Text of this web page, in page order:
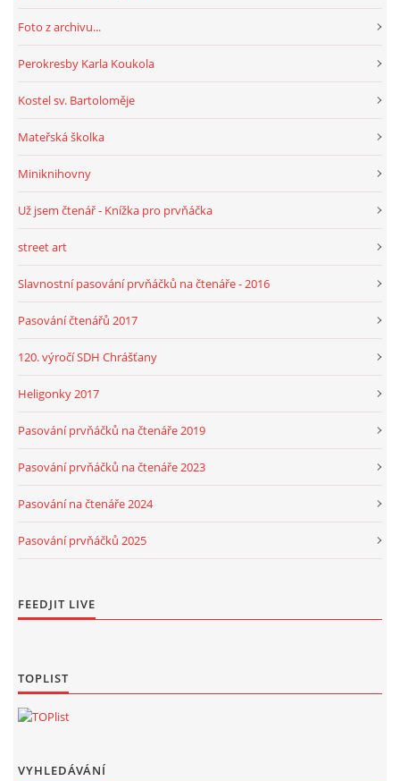
HRY, KVÍZY, VZDĚLÁVÁNÍ ON-LINE
© 2026 eStránky.cz Aktualizováno: 1. 8. 2026
Foto z archivu...
Perokresby Karla Koukola
Kostel sv. Bartoloměje
Mateřská školka
Miniknihovny
Už jsem čtenář - Knížka pro prvňáčka
street art
Slavnostní pasování prvňáčků na čtenáře - 2016
Pasování čtenářů 2017
120. výročí SDH Chrášťany
Heligonky 2017
Pasování prvňáčků na čtenáře 2019
Pasování prvňáčků na čtenáře 2023
Pasování na čtenáře 2024
Pasování prvňáčků 2025
FEEDJIT LIVE
TOPLIST
VYHLEDÁVÁNÍ